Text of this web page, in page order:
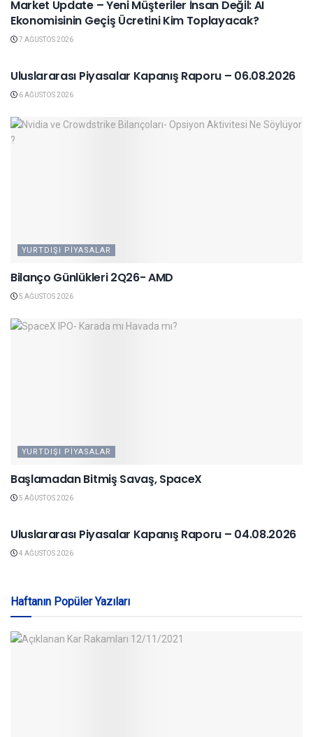
Market Update – Yeni Müşteriler İnsan Değil: AI
Ekonomisinin Geçiş Ücretini Kim Toplayacak?
7 AĞUSTOS 2026
Uluslararası Piyasalar Kapanış Raporu – 06.08.2026
6 AĞUSTOS 2026
YURTDIŞI PIYASALAR
Bilanço Günlükleri 2Q26- AMD
5 AĞUSTOS 2026
YURTDIŞI PIYASALAR
Başlamadan Bitmiş Savaş, SpaceX
5 AĞUSTOS 2026
Uluslararası Piyasalar Kapanış Raporu – 04.08.2026
4 AĞUSTOS 2026
Haftanın Popüler Yazıları